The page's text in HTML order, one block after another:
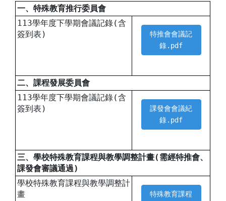
一、特殊教育推行委員會
113學年度下學期會議記錄(含
簽到表)
特推會會議記
錄.pdf
二、課程發展委員會
113學年度下學期會議記錄(含
簽到表)
課發會會議紀
錄.pdf
三、學校特殊教育課程與教學調整計畫(需經特推會、
課發會審議通過)
學校特殊教育課程與教學調整計
畫
特殊教育課程